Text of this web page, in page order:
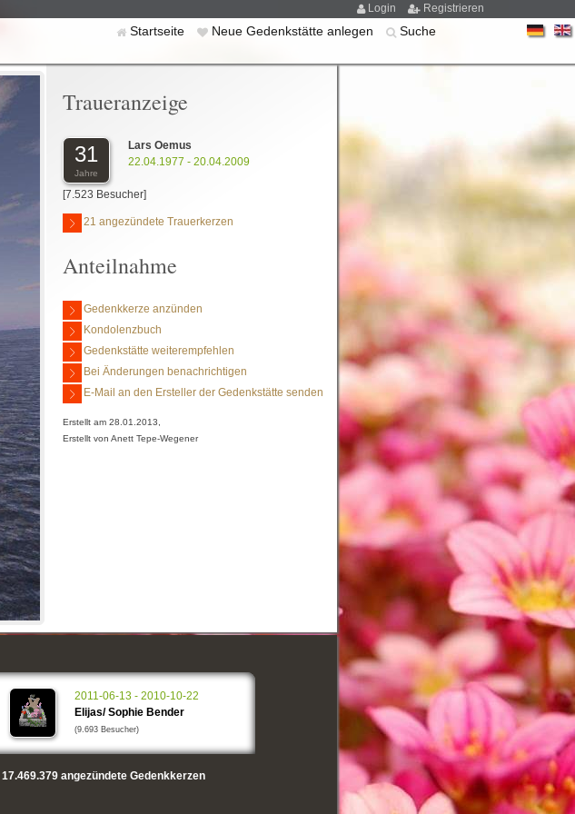
Login Registrieren
Startseite Neue Gedenkstätte anlegen Suche
Traueranzeige
31
Jahre
Lars Oemus
22.04.1977 - 20.04.2009
[7.523 Besucher]
21 angezündete Trauerkerzen
Anteilnahme
Gedenkkerze anzünden
Kondolenzbuch
Gedenkstätte weiterempfehlen
Bei Änderungen benachrichtigen
E-Mail an den Ersteller der Gedenkstätte senden
Erstellt am 28.01.2013,
Erstellt von Anett Tepe-Wegener
2011-06-13 - 2010-10-22
Elijas/ Sophie Bender
(9.693 Besucher)
17.469.379angezündete Gedenkkerzen